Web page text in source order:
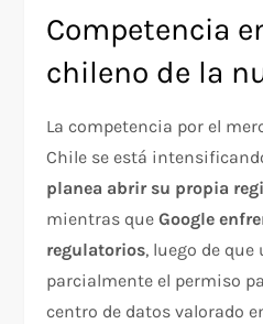
Competencia
chileno de la
La competencia por el
Chile se está
planea abrir su propia
mientras queGoogle
regulatorios, luego de
parcialmente el permiso
centro de datos valorado